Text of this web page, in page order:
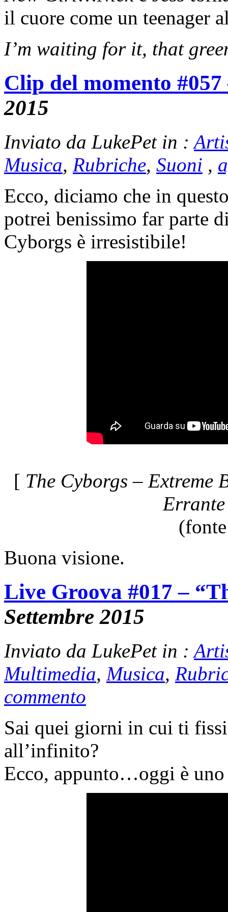
il cuore come un teenager
I’m waiting for it, that
Clip del momento
2015
Inviato da LukePet in :
Musica, Rubriche, Suoni ,
Ecco, diciamo che in
potrei benissimo far parte
Cyborgs è irresistibile!
[ The Cyborgs –
Errante
Buona visione.
Live Groova #017 –
Settembre 2015
Inviato da LukePet in :
Multimedia, Musica,
commento
Sai quei giorni in cui ti
all’infinito?
Ecco, appunto…oggi è